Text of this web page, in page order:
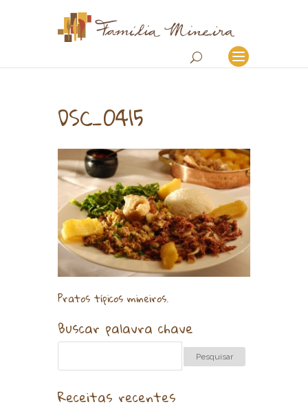
DSC_0415
Pratos típicos mineiros.
Buscar palavra chave
Receitas recentes